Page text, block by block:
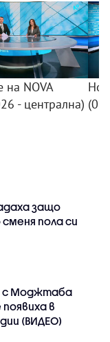
на NOVA
- централна)
защо
пола си
с Моджтаба
в
(ВИДЕО)